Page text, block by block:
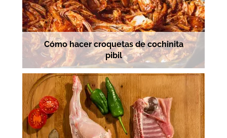
Cómo hacer croquetas de cochinita
pibil